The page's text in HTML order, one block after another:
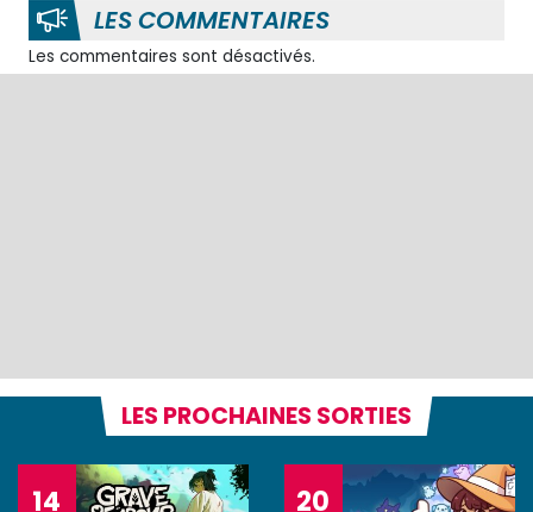
LES COMMENTAIRES
Les commentaires sont désactivés.
LES PROCHAINES SORTIES
14 20